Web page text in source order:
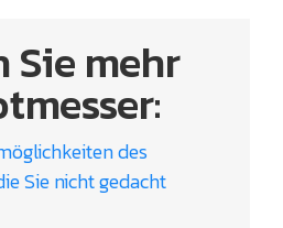
Sie mehr
des
Sie nicht gedacht